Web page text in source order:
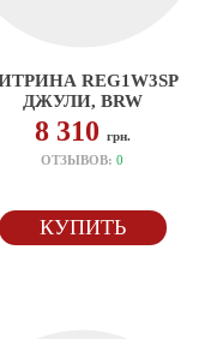
REG1W3SP
ДЖУЛИ, BRW
8 310 грн.
ОТЗЫВОВ:0
КУПИТЬ